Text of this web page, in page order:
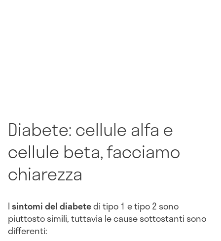
Diabete: cellule alfa e
cellule beta, facciamo
chiarezza
Isintomi del diabetedi tipo 1 e tipo 2 sono
piuttosto simili, tuttavia le cause sottostanti sono
differenti: